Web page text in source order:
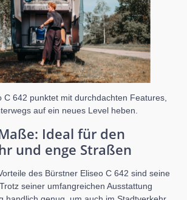
C 642 punktet mit durchdachten Features,
auf ein neues Level heben.
Ideal für den
und enge Straßen
des Bürstner Eliseo C 642 sind seine
seiner umfangreichen Ausstattung